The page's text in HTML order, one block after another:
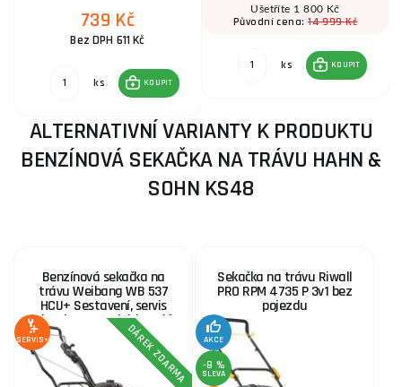
739 Kč
Bez DPH 611 Kč
ks KOUPIT
Ušetříte 1 800 Kč
Původní cena:14 999 Kč
ks KOUPIT
ALTERNATIVNÍ VARIANTY K PRODUKTU
BENZÍNOVÁ SEKAČKA NA TRÁVU HAHN &
SOHN KS48
Benzínová sekačka na
trávu Weibang WB 537
HCU+ Sestavení, servis
plus, kanystr, olej, kartáč
SERVIS+ DÁREK ZDARMA
Sekačka na trávu Riwall
PRO RPM 4735 P 3v1 bez
pojezdu
AKCE
-8 %
SLEVA